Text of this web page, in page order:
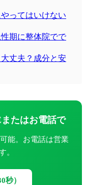
ってはいけない
期に整体院でで
丈夫？成分と安
たはお電話で
能。お電話は営業
。
秒）